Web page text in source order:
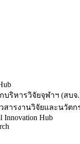
บริหารวิจัยจุฬาฯ (สบจ
สารงานวิจัยและนวัตก
Innovation Hub